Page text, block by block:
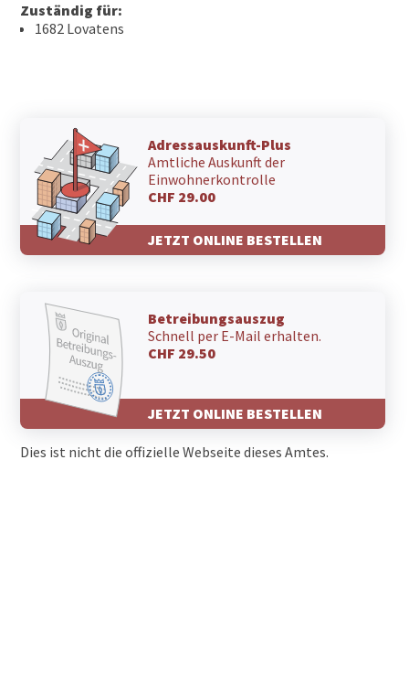
Zuständig für:
1682 Lovatens
Adressauskunft-Plus
Amtliche Auskunft der
Einwohnerkontrolle
CHF 29.00
JETZT ONLINE BESTELLEN
Betreibungsauszug
Schnell per E-Mail erhalten.
CHF 29.50
JETZT ONLINE BESTELLEN
Dies ist nicht die offizielle Webseite dieses Amtes.